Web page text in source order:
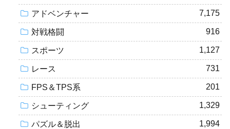
アドベンチャー 7,175
対戦格闘 916
スポーツ 1,127
レース 731
FPS＆TPS系 201
シューティング 1,329
パズル＆脱出 1,994